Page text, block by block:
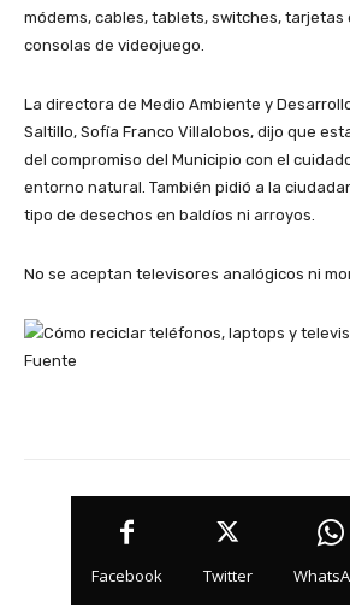
módems, cables, tablets, switches, tarjetas
consolas de videojuego.
La directora de Medio Ambiente y
Saltillo, Sofía Franco Villalobos, dijo que
del compromiso del Municipio con el
entorno natural. También pidió a la
tipo de desechos en baldíos ni arroyos.
No se aceptan televisores analógicos ni
Facebook Twitter